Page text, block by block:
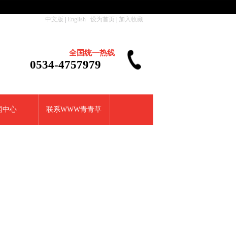
设为首页
加入收藏
中文版 English
全国统一热线
0534-4757979
中心 联系WWW青青草